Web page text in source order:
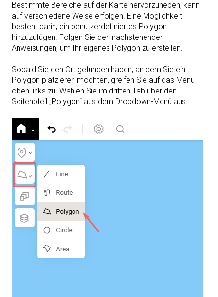
Bestimmte Bereiche auf der Karte hervorzuheben, kann
auf verschiedene Weise erfolgen. Eine Möglichkeit
besteht darin, ein benutzerdefiniertes Polygon
hinzuzufügen. Folgen Sie den nachstehenden
Anweisungen, um Ihr eigenes Polygon zu erstellen.
Sobald Sie den Ort gefunden haben, an dem Sie ein
Polygon platzieren möchten, greifen Sie auf das Menü
oben links zu. Wählen Sie im dritten Tab über den
Seitenpfeil „Polygon“ aus dem Dropdown-Menü aus.